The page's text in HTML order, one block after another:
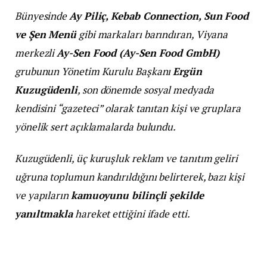
BünyesindeAy Piliç, Kebab Connection, Sun Food
ve Şen Menügibi markaları barındıran, Viyana
merkezliAy-Sen Food (Ay-Sen Food GmbH)
grubunun Yönetim Kurulu Başkanı Ergün
Kuzugüdenli, son dönemde sosyal medyada
kendisini “gazeteci” olarak tanıtan kişi ve gruplara
yönelik sert açıklamalarda bulundu.
Kuzugüdenli, üç kuruşluk reklam ve tanıtım geliri
uğruna toplumun kandırıldığını belirterek, bazı kişi
ve yapılarınkamuoyunu bilinçli şekilde
yanıltmaklahareket ettiğini ifade etti.